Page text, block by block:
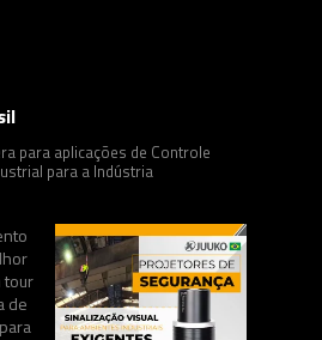
para aplicações de Controle
para a Indústria